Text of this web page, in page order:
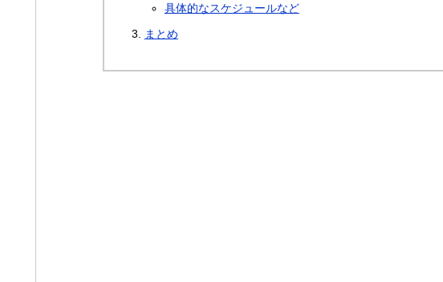
具体的なスケジュールなど
まとめ